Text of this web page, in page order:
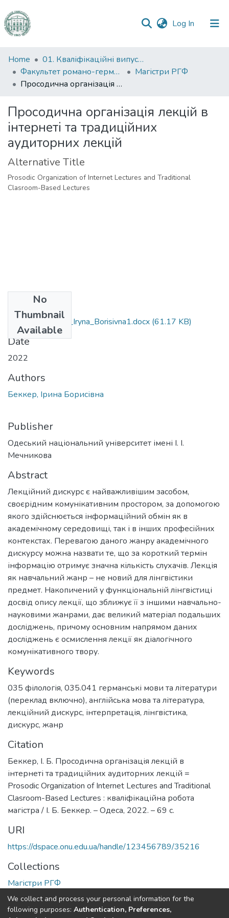
Log In (current)
Communities
&
Collections
Statistics
Home
01. Кваліфікаційні випускні роботи здобувачів вищої освіти
Факультет романо-германської філології
Магістри РГФ
Просодична організація лекцій в інтернеті та традиційних аудиторних лекцій
Просодична організація лекцій в
інтернеті та традиційних
аудиторних лекцій
Alternative Title
Prosodic Organization of Internet Lectures and Traditional
Clasroom-Based Lectures
No
Thumbnail
Available
035.041_Becker_Iryna_Borisivna1.docx (61.17 KB)
Date
2022
Authors
Беккер, Ірина Борисівна
Publisher
Одеський національний університет імені І. І.
Мечникова
Abstract
Лекційний дискурс є найважливішим засобом,
своєрідним комунікативним простором, за допомогою
якого здійснюється інформаційний обмін як в
академічному середовищі, так і в інших професійних
контекстах. Перевагою даного жанру академічного
дискурсу можна назвати те, що за короткий термін
інформацію отримує значна кількість слухачів. Лекція
як навчальний жанр – не новий для лінгвістики
предмет. Накопичений у функціональній лінгвістиці
досвід опису лекції, що зближує її з іншими навчально-
науковими жанрами, дає великий матеріал подальших
досліджень, причому основним напрямом даних
досліджень є осмислення лекції як діалогічного
комунікативного твору.
Keywords
035 філологія, 035.041 германські мови та літератури
(переклад включно), англійська мова та література,
лекційний дискурс, інтерпретація, лінгвістика,
дискурс, жанр
Citation
Беккер, І. Б. Просодична організація лекцій в
інтернеті та традиційних аудиторних лекцій =
Prosodic Organization of Internet Lectures and Traditional
Clasroom-Based Lectures : кваліфікаційна робота
магістра / І. Б. Беккер. – Одеса, 2022. – 69 с.
URI
https://dspace.onu.edu.ua/handle/123456789/35216
Collections
Магістри РГФ
Full item page
We collect and process your personal information for the
following purposes: Authentication, Preferences,